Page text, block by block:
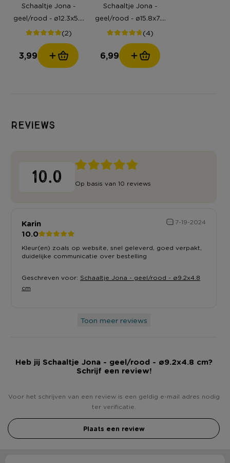
Schaaltje Jona -
geel/rood - ø12.3x5.8
cm
(2)
3,99
Schaaltje Jona -
geel/rood - ø15.8x7.3
cm
(4)
6,99
Reviews
10.0 Op basis van 10 reviews
Karin 7-19-2024
10.0
Kleur(en) zoals op website, snel geleverd, goed verpakt,
duidelijke communicatie over bestelling
Geschreven voor: Schaaltje Jona - geel/rood - ø9.2x4.8
cm
Toon meer reviews
Heb jij Schaaltje Jona - geel/rood - ø9.2x4.8 cm?
Schrijf een review!
Voor het schrijven van een review is een geldig e-mail adres nodig
ter verificatie.
Plaats een review